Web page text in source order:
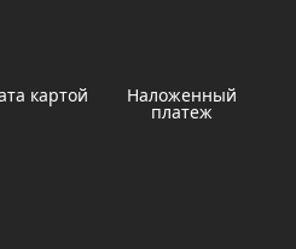
картой Наложенный
платеж